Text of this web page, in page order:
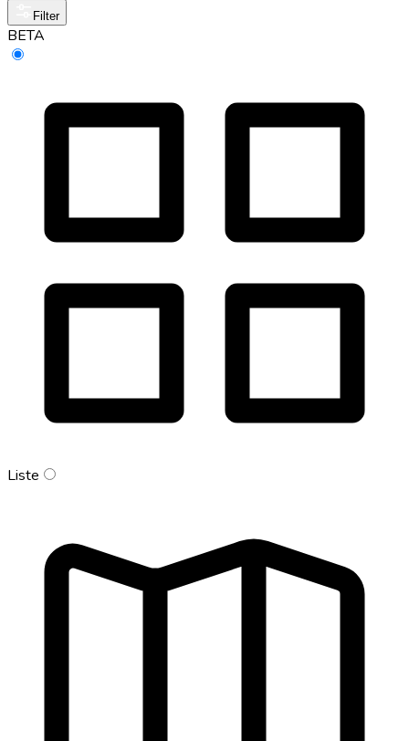
Filter
BETA
Liste